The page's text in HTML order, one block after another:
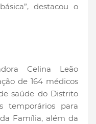
destacou o
Celina Leão
de 164 médicos
saúde do Distrito
temporários para
Família, além da